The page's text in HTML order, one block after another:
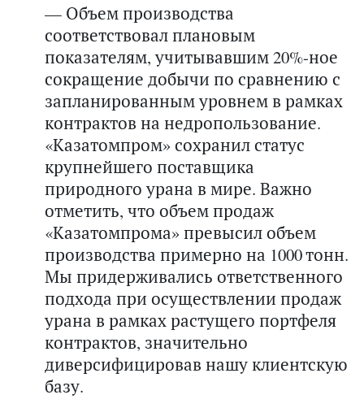
— Объем производства
соответствовал плановым
показателям, учитывавшим 20%-ное
сокращение добычи по сравнению с
запланированным уровнем в рамках
контрактов на недропользование.
«Казатомпром» сохранил статус
крупнейшего поставщика
природного урана в мире. Важно
отметить, что объем продаж
«Казатомпрома» превысил объем
производства примерно на 1000 тонн.
Мы придерживались ответственного
подхода при осуществлении продаж
урана в рамках растущего портфеля
контрактов, значительно
диверсифицировав нашу клиентскую
базу.